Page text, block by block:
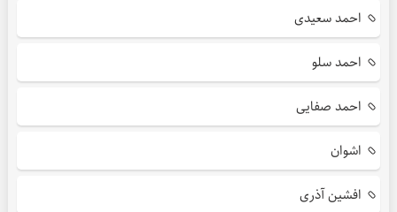
احمد سعیدی
احمد سلو
احمد صفایی
اشوان
افشین آذری